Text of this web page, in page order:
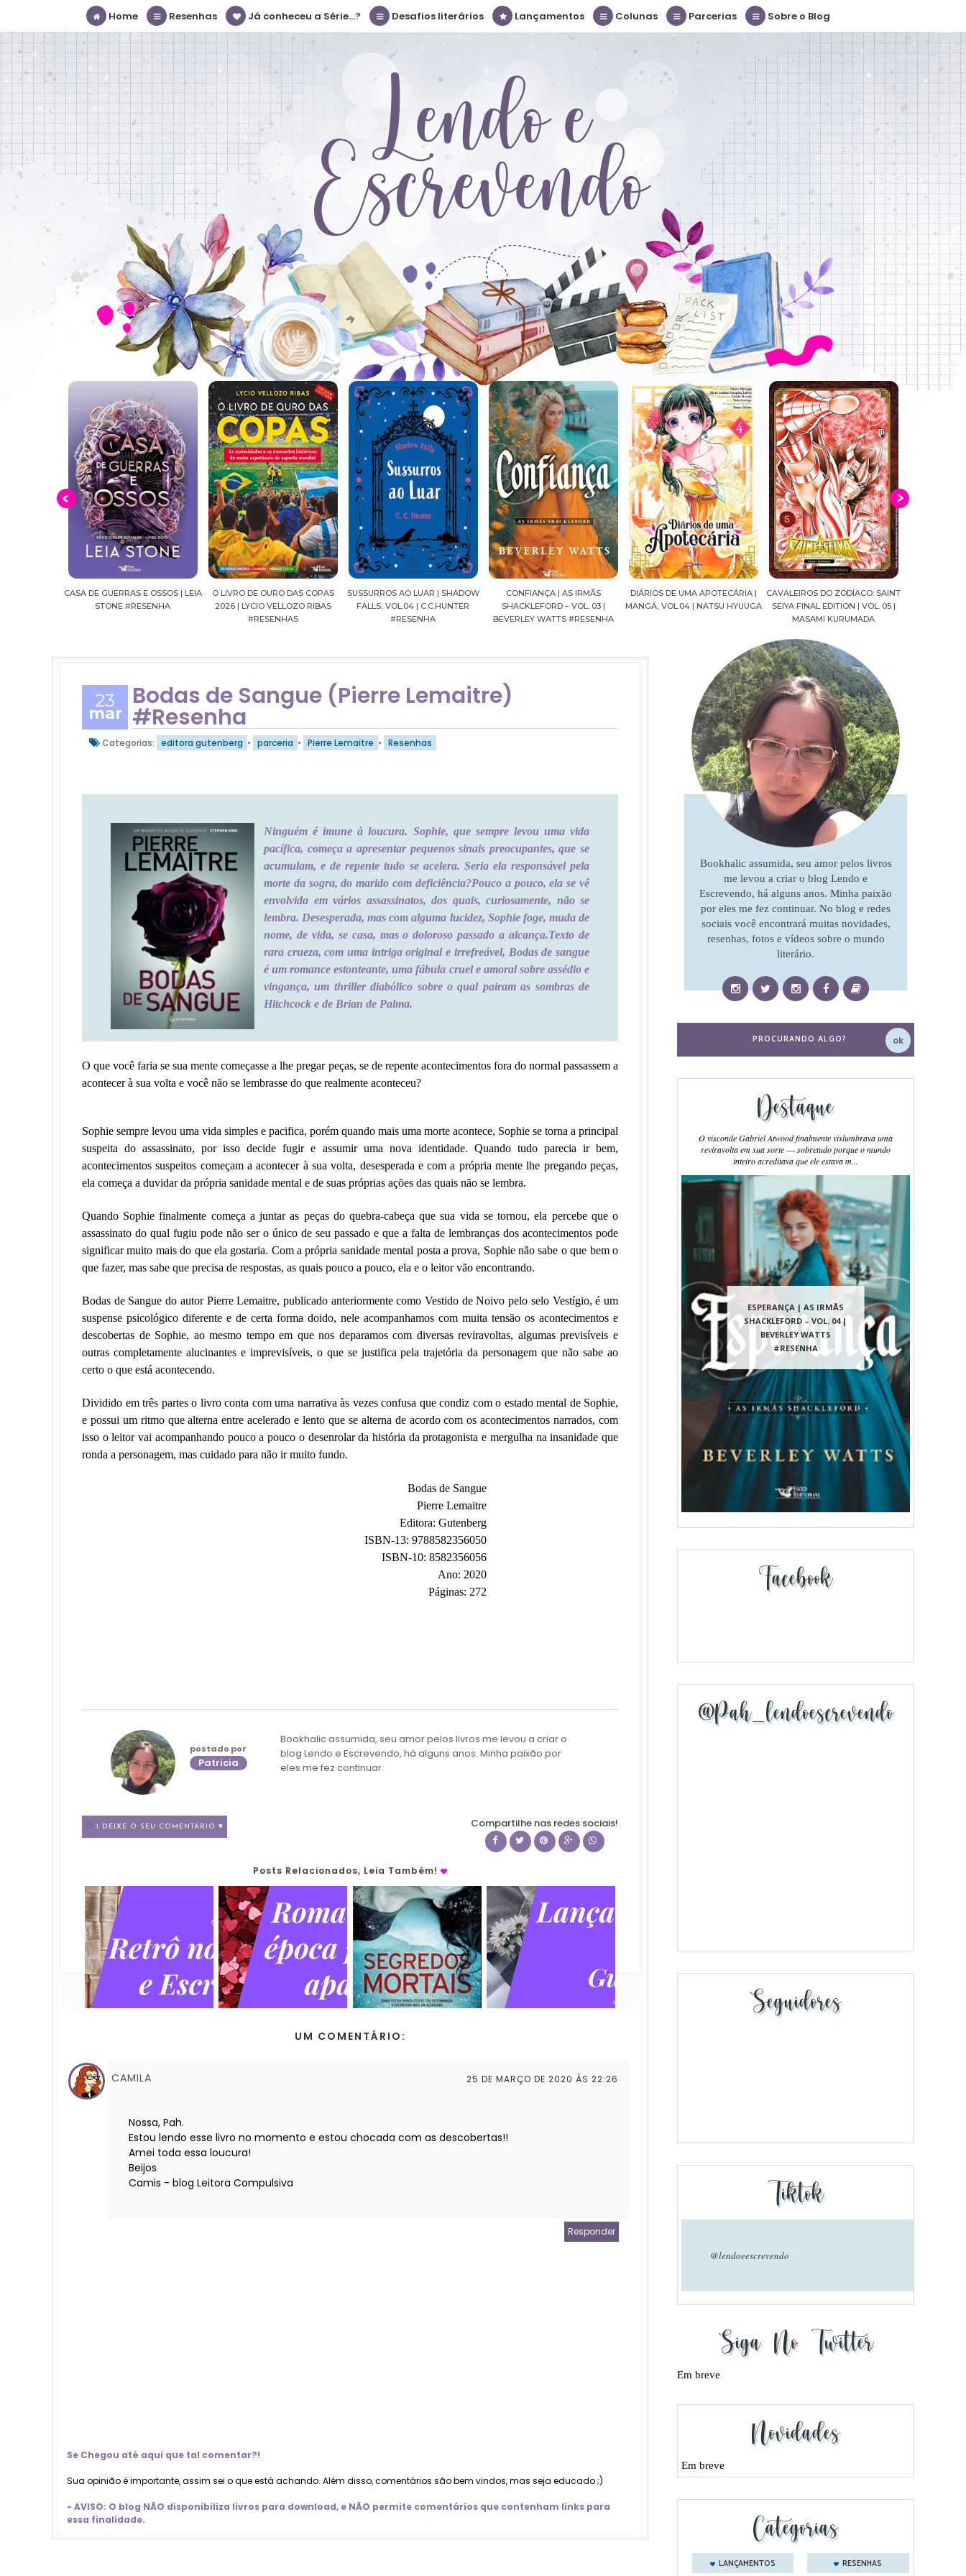
Home Resenhas Já conheceu a Série...? Desafios literários Lançamentos Colunas Parcerias Sobre o Blog
E OSSOS | LEIA
O LIVRO DE OURO DAS COPAS
2026 | LYCIO VELLOZO RIBAS
SUSSURROS AO LUAR | SHADOW
FALLS, VOL.04 | C.C.HUNTER
#RESENHA
CONFIANÇA | AS IRMÃS
SHACKLEFORD – VOL. 03 |
BEVERLEY WATTS #RESENHA
DIÁRIOS DE UMA APOTECÁRIA |
MANGÁ, VOL.04 | NATSU HYUUGA
CAVALEIROS DO ZODÍACO: SAINT
SEIYA FINAL EDITION | VOL. 05 |
CROWN OF WAR AND SHADOW |
J.R.WARD #RESENHA
23
mar
Bodas de Sangue (Pierre Lemaitre)
#Resenha
Categorias: editora gutenberg • parceria • Pierre Lemaitre • Resenhas
Ninguém é imune à loucura. Sophie, que sempre levou uma vida
pacífica, começa a apresentar pequenos sinais preocupantes, que se
acumulam, e de repente tudo se acelera. Seria ela responsável pela
morte da sogra, do marido com deficiência?Pouco a pouco, ela se vê
envolvida em vários assassinatos, dos quais, curiosamente, não se
lembra. Desesperada, mas com alguma lucidez, Sophie foge, muda de
nome, de vida, se casa, mas o doloroso passado a alcança.Texto de
rara crueza, com uma intriga original e irrefreável, Bodas de sangue
é um romance estonteante, uma fábula cruel e amoral sobre assédio e
vingança, um thriller diabólico sobre o qual pairam as sombras de
Hitchcock e de Brian de Palma.
O que você faria se sua mente começasse a lhe pregar peças, se de repente acontecimentos fora do normal passassem a
acontecer à sua volta e você não se lembrasse do que realmente aconteceu?
Sophie sempre levou uma vida simples e pacifica, porém quando mais uma morte acontece, Sophie se torna a principal
suspeita do assassinato, por isso decide fugir e assumir uma nova identidade. Quando tudo parecia ir bem,
acontecimentos suspeitos começam a acontecer à sua volta, desesperada e com a própria mente lhe pregando peças,
ela começa a duvidar da própria sanidade mental e de suas próprias ações das quais não se lembra.
Quando Sophie finalmente começa a juntar as peças do quebra-cabeça que sua vida se tornou, ela percebe que o
assassinato do qual fugiu pode não ser o único de seu passado e que a falta de lembranças dos acontecimentos pode
significar muito mais do que ela gostaria. Com a própria sanidade mental posta a prova, Sophie não sabe o que bem o
que fazer, mas sabe que precisa de respostas, as quais pouco a pouco, ela e o leitor vão encontrando.
Bodas de Sangue do autor Pierre Lemaitre, publicado anteriormente como Vestido de Noivo pelo selo Vestígio, é um
suspense psicológico diferente e de certa forma doido, nele acompanhamos com muita tensão os acontecimentos e
descobertas de Sophie, ao mesmo tempo em que nos deparamos com diversas reviravoltas, algumas previsíveis e
outras completamente alucinantes e imprevisíveis, o que se justifica pela trajetória da personagem que não sabe ao
certo o que está acontecendo.
Dividido em três partes o livro conta com uma narrativa às vezes confusa que condiz com o estado mental de Sophie,
e possui um ritmo que alterna entre acelerado e lento que se alterna de acordo com os acontecimentos narrados, com
isso o leitor vai acompanhando pouco a pouco o desenrolar da história da protagonista e mergulha na insanidade que
ronda a personagem, mas cuidado para não ir muito fundo.
Bodas de Sangue
Pierre Lemaitre
Editora: Gutenberg
ISBN-13: 9788582356050
ISBN-10: 8582356056
Ano: 2020
Páginas: 272
postado por
Patricia
Bookhalic assumida, seu amor pelos livros me levou a criar o
blog Lendo e Escrevendo, há alguns anos. Minha paixão por
eles me fez continuar.
1 DEIXE O SEU COMENTÁRIO ♥ Compartilhe nas redes sociais!
Posts Relacionados, Leia Também!
UM COMENTÁRIO:
CAMILA 25 DE MARÇO DE 2020 ÀS 22:26
Nossa, Pah.
Estou lendo esse livro no momento e estou chocada com as descobertas!!
Amei toda essa loucura!
Beijos
Camis - blog Leitora Compulsiva
Responder
Se Chegou até aqui que tal comentar?!
Sua opinião é importante, assim sei o que está achando. Além disso, comentários são bem vindos, mas seja educado ;)
- AVISO: O blog NÃO disponibiliza livros para download, e NÃO permite comentários que contenham links para
essa finalidade.
Bookhalic assumida, seu amor pelos livros
me levou a criar o blog Lendo e
Escrevendo, há alguns anos. Minha paixão
por eles me fez continuar. No blog e redes
sociais você encontrará muitas novidades,
resenhas, fotos e vídeos sobre o mundo
literário.
Destaque
ESPERANÇA | AS IRMÃS
SHACKLEFORD – VOL. 04 |
BEVERLEY WATTS
#RESENHA
O visconde Gabriel Atwood finalmente vislumbrava uma
reviravolta em sua sorte ― sobretudo porque o mundo
inteiro acreditava que ele estava m...
Facebook
@pah_lendoescrevendo
Seguidores
Tiktok
@lendoeescrevendo
Siga No Twitter
Em breve
Novidades
Em breve
Categorias
LANÇAMENTOS RESENHAS